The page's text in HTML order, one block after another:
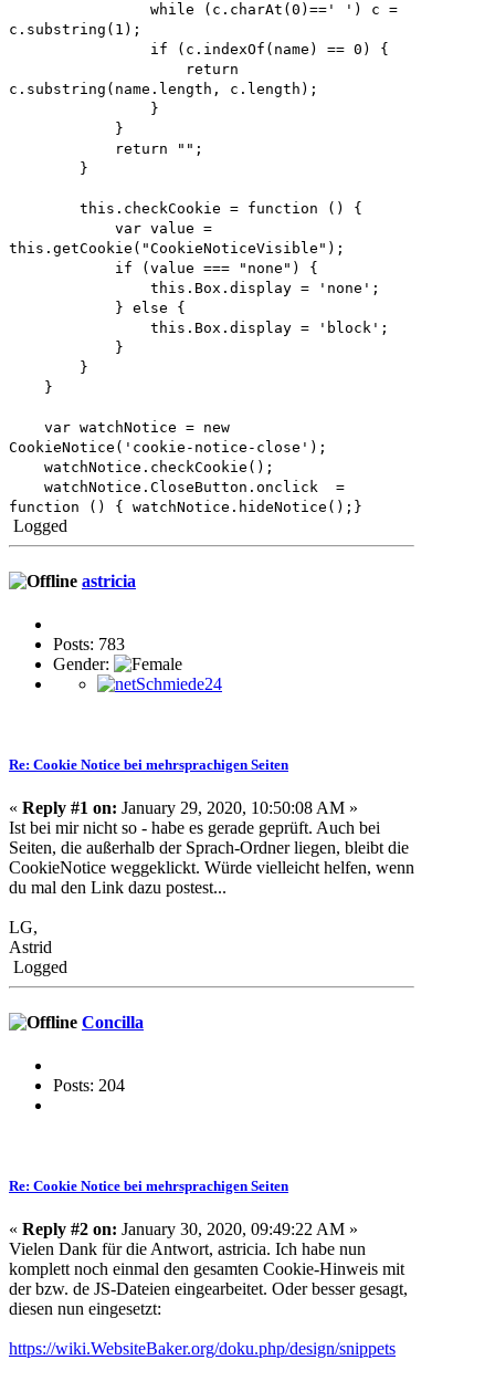
while (c.charAt(0)==' ') c =
c.substring(1);
if (c.indexOf(name) == 0) {
return
c.substring(name.length, c.length);
}
}
return "";
}
this.checkCookie = function () {
var value =
this.getCookie("CookieNoticeVisible");
if (value === "none") {
this.Box.display = 'none';
} else {
this.Box.display = 'block';
}
}
}
var watchNotice = new
CookieNotice('cookie-notice-close');
watchNotice.checkCookie();
watchNotice.CloseButton.onclick =
function () { watchNotice.hideNotice();}
Logged
astricia
Posts: 783
Gender:
Re: Cookie Notice bei mehrsprachigen Seiten
« Reply #1 on: January 29, 2020, 10:50:08 AM »
Ist bei mir nicht so - habe es gerade geprüft. Auch bei
Seiten, die außerhalb der Sprach-Ordner liegen, bleibt die
CookieNotice weggeklickt. Würde vielleicht helfen, wenn
du mal den Link dazu postest...
LG,
Astrid
Logged
Concilla
Posts: 204
Re: Cookie Notice bei mehrsprachigen Seiten
« Reply #2 on: January 30, 2020, 09:49:22 AM »
Vielen Dank für die Antwort, astricia. Ich habe nun
komplett noch einmal den gesamten Cookie-Hinweis mit
der bzw. de JS-Dateien eingearbeitet. Oder besser gesagt,
diesen nun eingesetzt:
https://wiki.WebsiteBaker.org/doku.php/design/snippets